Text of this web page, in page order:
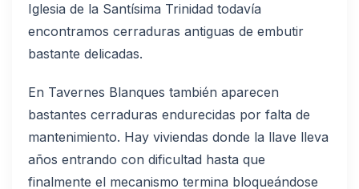
Iglesia de la Santísima Trinidad todavía
encontramos cerraduras antiguas de embutir
bastante delicadas.
En Tavernes Blanques también aparecen
bastantes cerraduras endurecidas por falta de
mantenimiento. Hay viviendas donde la llave lleva
años entrando con dificultad hasta que
finalmente el mecanismo termina bloqueándose